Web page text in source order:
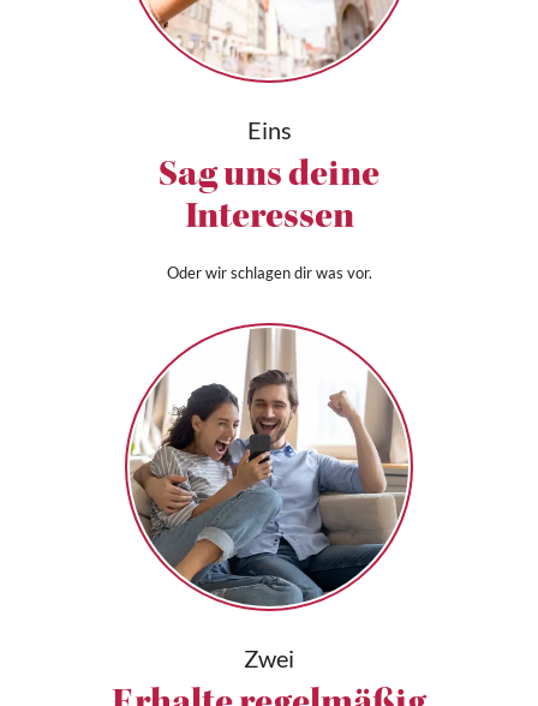
Eins
Sag uns deine
Interessen
Oder wir schlagen dir was vor.
Zwei